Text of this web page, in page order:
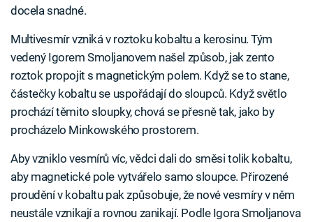
docela snadné.
Multivesmír vzniká v roztoku kobaltu a kerosinu. Tým
vedený Igorem Smoljanovem našel způsob, jak zento
roztok propojit s magnetickým polem. Když se to stane,
částečky kobaltu se uspořádají do sloupců. Když světlo
prochází těmito sloupky, chová se přesně tak, jako by
procházelo Minkowského prostorem.
Aby vzniklo vesmírů víc, vědci dali do směsi tolik kobaltu,
aby magnetické pole vytvářelo samo sloupce. Přirozené
proudění v kobaltu pak způsobuje, že nové vesmíry v něm
neustále vznikají a rovnou zanikají. Podle Igora Smoljanova